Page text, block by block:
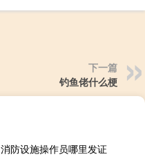
下一篇
钓鱼佬什么梗
消防设施操作员哪里发证